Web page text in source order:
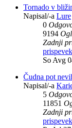
Tornado v
Napisal/-a Lure
0
9194
Zadnji
prispevek
So Avg
Čudna pot
Napisal/-a
5
11851
Zadnji
prispevek